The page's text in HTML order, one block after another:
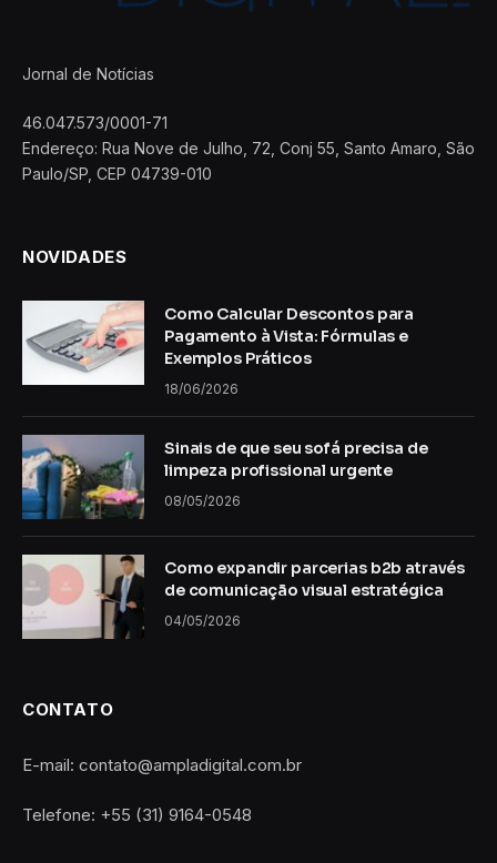
Jornal de Notícias
46.047.573/0001-71
Endereço: Rua Nove de Julho, 72, Conj 55, Santo Amaro, São
Paulo/SP, CEP 04739-010
NOVIDADES
Como Calcular Descontos para
Pagamento à Vista: Fórmulas e
Exemplos Práticos
18/06/2026
Sinais de que seu sofá precisa de
limpeza profissional urgente
08/05/2026
Como expandir parcerias b2b através
de comunicação visual estratégica
04/05/2026
CONTATO
E-mail: contato@ampladigital.com.br
Telefone: +55 (31) 9164-0548